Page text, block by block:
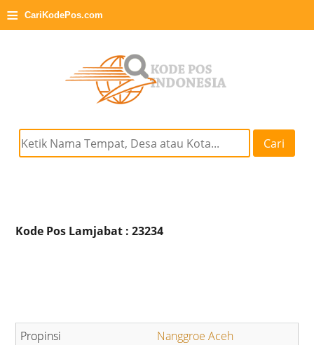
≡ CariKodePos.com
Cari
Kode Pos Lamjabat : 23234
Nanggroe Aceh